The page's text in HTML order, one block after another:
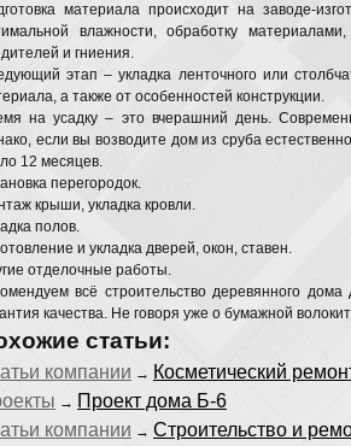
материала происходит на заводе-
влажности, обработку
и гниения.
этап – укладка ленточного или
а также от особенностей конструкции.
на усадку – это вчерашний день.
если вы возводите дом из сруба
12 месяцев.
перегородок.
крыши, укладка кровли.
полов.
и укладка дверей, окон, ставен.
отделочные работы.
всё строительство деревянного
качества. Не говоря уже о бумажной
статьи:
компании → Косметический
→ Проект дома Б-6
компании → Строительство и